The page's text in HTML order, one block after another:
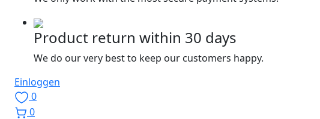
Product return within 30 days
We do our very best to keep our customers happy.
Einloggen
0
0